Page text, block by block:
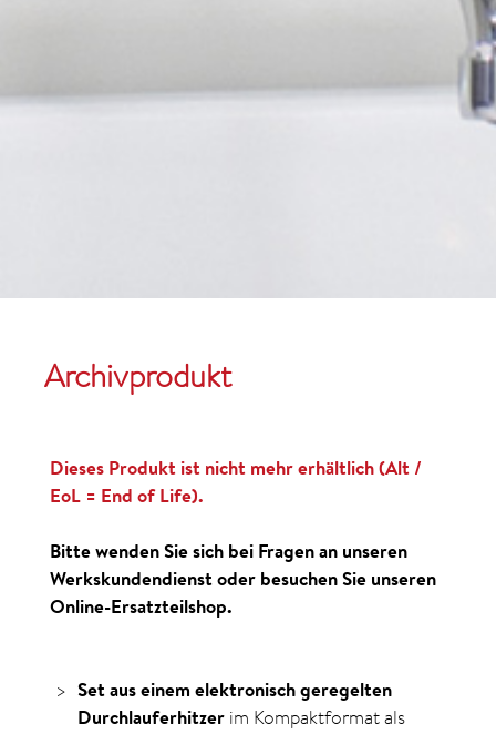
Archivprodukt
Dieses Produkt ist nicht mehr erhältlich (Alt /
EoL = End of Life).
Bitte wenden Sie sich bei Fragen an unseren
Werkskundendienst oder besuchen Sie unseren
Online-Ersatzteilshop.
Set aus einem elektronisch geregelten
Durch­lauf­erhitzer im Kompaktformat als